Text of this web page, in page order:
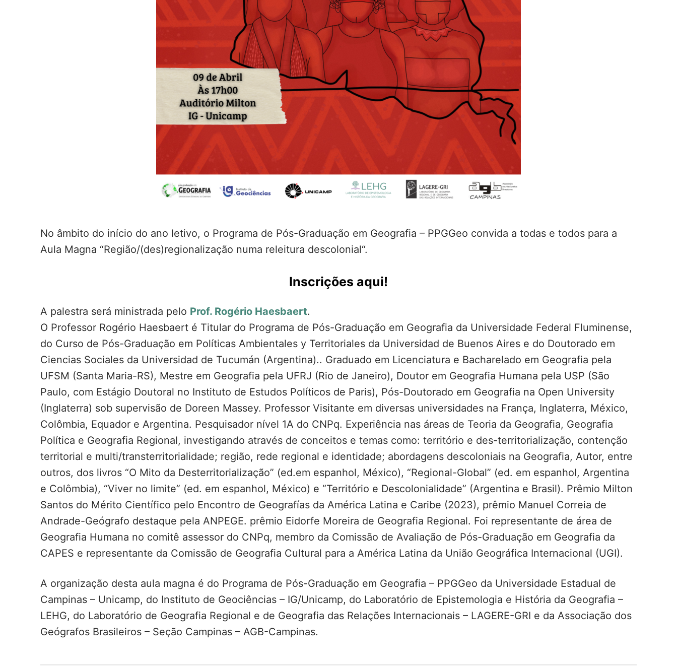
No âmbito do início do ano letivo, o Programa de Pós-Graduação em Geografia – PPGGeo convida a todas e todos para a
Aula Magna “Região/(des)regionalização numa releitura descolonial“.
Inscrições aqui!
A palestra será ministrada pelo Prof. Rogério Haesbaert.
O Professor Rogério Haesbaert é Titular do Programa de Pós-Graduação em Geografia da Universidade Federal Fluminense,
do Curso de Pós-Graduação em Políticas Ambientales y Territoriales da Universidad de Buenos Aires e do Doutorado em
Ciencias Sociales da Universidad de Tucumán (Argentina).. Graduado em Licenciatura e Bacharelado em Geografia pela
UFSM (Santa Maria-RS), Mestre em Geografia pela UFRJ (Rio de Janeiro), Doutor em Geografia Humana pela USP (São
Paulo, com Estágio Doutoral no Instituto de Estudos Políticos de Paris), Pós-Doutorado em Geografia na Open University
(Inglaterra) sob supervisão de Doreen Massey. Professor Visitante em diversas universidades na França, Inglaterra, México,
Colômbia, Equador e Argentina. Pesquisador nível 1A do CNPq. Experiência nas áreas de Teoria da Geografia, Geografia
Política e Geografia Regional, investigando através de conceitos e temas como: território e des-territorialização, contenção
territorial e multi/transterritorialidade; região, rede regional e identidade; abordagens descoloniais na Geografia, Autor, entre
outros, dos livros “O Mito da Desterritorialização” (ed.em espanhol, México), “Regional-Global” (ed. em espanhol, Argentina
e Colômbia), “Viver no limite” (ed. em espanhol, México) e “Território e Descolonialidade” (Argentina e Brasil). Prêmio Milton
Santos do Mérito Científico pelo Encontro de Geografías da América Latina e Caribe (2023), prêmio Manuel Correia de
Andrade-Geógrafo destaque pela ANPEGE. prêmio Eidorfe Moreira de Geografia Regional. Foi representante de área de
Geografia Humana no comitê assessor do CNPq, membro da Comissão de Avaliação de Pós-Graduação em Geografia da
CAPES e representante da Comissão de Geografia Cultural para a América Latina da União Geográfica Internacional (UGI).
A organização desta aula magna é do Programa de Pós-Graduação em Geografia – PPGGeo da Universidade Estadual de
Campinas – Unicamp, do Instituto de Geociências – IG/Unicamp, do Laboratório de Epistemologia e História da Geografia –
LEHG, do Laboratório de Geografia Regional e de Geografia das Relações Internacionais – LAGERE-GRI e da Associação dos
Geógrafos Brasileiros – Seção Campinas – AGB-Campinas.